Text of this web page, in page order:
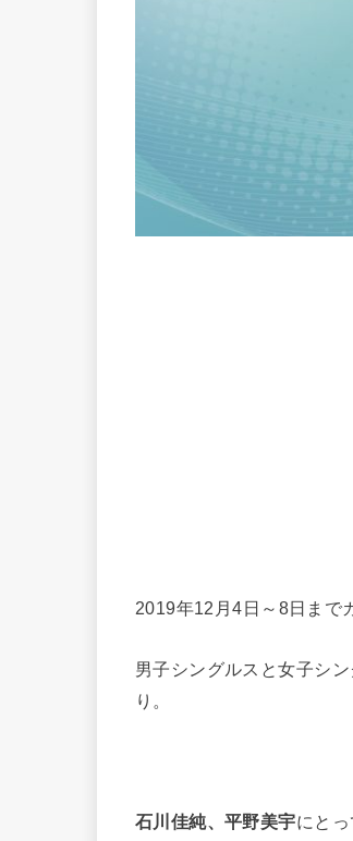
2019年12月4日～8日まで
男子シングルスと女子シ
り。
石川佳純、平野美宇にと